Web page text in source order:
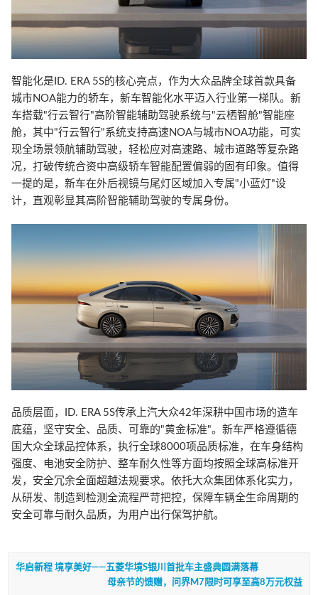
智能化是ID. ERA 5S的核心亮点，作为大众品牌全球首款具备
城市NOA能力的轿车，新车智能化水平迈入行业第一梯队。新
车搭载"行云智行"高阶智能辅助驾驶系统与"云栖智舱"智能座
舱，其中"行云智行"系统支持高速NOA与城市NOA功能，可实
现全场景领航辅助驾驶，轻松应对高速路、城市道路等复杂路
况，打破传统合资中高级轿车智能配置偏弱的固有印象。值得
一提的是，新车在外后视镜与尾灯区域加入专属"小蓝灯"设
计，直观彰显其高阶智能辅助驾驶的专属身份。
品质层面，ID. ERA 5S传承上汽大众42年深耕中国市场的造车
底蕴，坚守安全、品质、可靠的"黄金标准"。新车严格遵循德
国大众全球品控体系，执行全球8000项品质标准，在车身结构
强度、电池安全防护、整车耐久性等方面均按照全球高标准开
发，安全冗余全面超越法规要求。依托大众集团体系化实力，
从研发、制造到检测全流程严苛把控，保障车辆全生命周期的
安全可靠与耐久品质，为用户出行保驾护航。
华启新程 境享美好——五菱华境S银川首批车主盛典圆满落幕
母亲节的馈赠，问界M7限时可享至高8万元权益